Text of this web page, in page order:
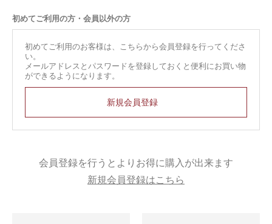
初めてご利用の方・会員以外の方
初めてご利用のお客様は、こちらから会員登録を行ってくださ
い。
メールアドレスとパスワードを登録しておくと便利にお買い物
ができるようになります。
会員登録を行うとよりお得に購入が出来ます
新規会員登録はこちら